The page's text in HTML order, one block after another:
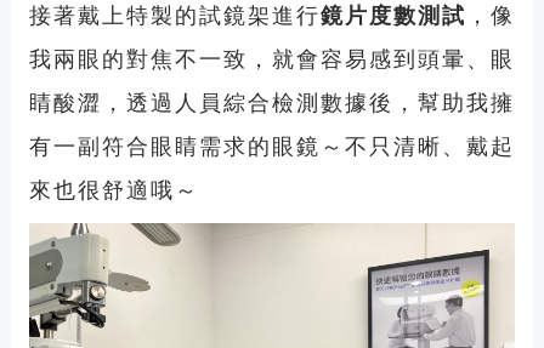
接著戴上特製的試鏡架進行鏡片度數測試 ，像
我兩眼的對焦不一致，就會容易感到頭暈、眼
睛酸澀，透過人員綜合檢測數據後，幫助我擁
有一副符合眼睛需求的眼鏡～不只清晰、戴起
來也很舒適哦～